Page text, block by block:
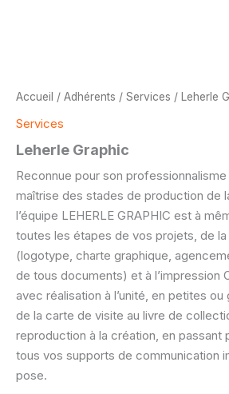
Accueil / Adhérents / Services / Leherle
Services
Leherle Graphic
Reconnue pour son
maîtrise des stades de production de
l’équipe LEHERLE GRAPHIC est à
toutes les étapes de vos projets, de
(logotype, charte graphique,
de tous documents) et à l’impression
avec réalisation à l’unité, en petites ou
de la carte de visite au livre de
reproduction à la création, en passant
tous vos supports de communication
pose.